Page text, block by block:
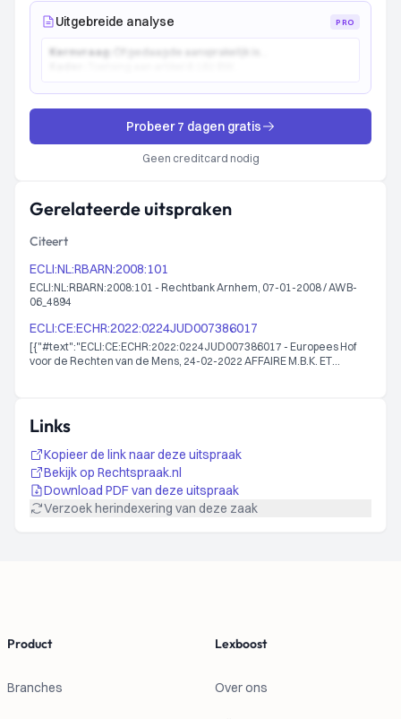
Uitgebreide analyse PRO
Kernvraag:
Probeer 7 dagen gratis
Geen creditcard nodig
Gerelateerde uitspraken
Citeert
ECLI:NL:RBARN:2008:101
ECLI:NL:RBARN:2008:101 - Rechtbank Arnhem, 07-01-2008 / AWB-
06_4894
ECLI:CE:ECHR:2022:0224JUD007386017
[{"#text":"ECLI:CE:ECHR:2022:0224JUD007386017 - Europees Hof
voor de Rechten van de Mens, 24-02-2022 AFFAIRE M.B.K. ET
voor de Rechten van de Mens, 24-02-2022 CASE OF M.B.K AND
OTHERS v. HUNGARY
73860/17","@_xmlns:dcterms":"http://purl.org/dc/terms/"}]
Links
Kopieer de link naar deze uitspraak
Bekijk op Rechtspraak.nl
Download PDF van deze uitspraak
Verzoek herindexering van deze zaak
Product
Branches
Lexboost
Over ons